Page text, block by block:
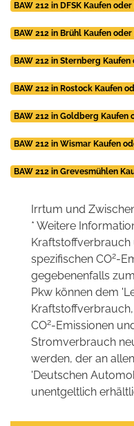
BAW 212 in DFSK Kaufen
BAW 212 in Brühl Kaufen
BAW 212 in Sternberg
BAW 212 in Rostock Kaufen
BAW 212 in Goldberg Kaufen
BAW 212 in Wismar Kaufen
BAW 212 in Grevesmühlen
Irrtum und
* Weitere
Kraftstoffverbrauch
spezifischen CO2-
gegebenenfalls
Pkw können dem
CO2-Emissionen
Stromverbrauch
werden, der an
'Deutschen
unentgeltlich